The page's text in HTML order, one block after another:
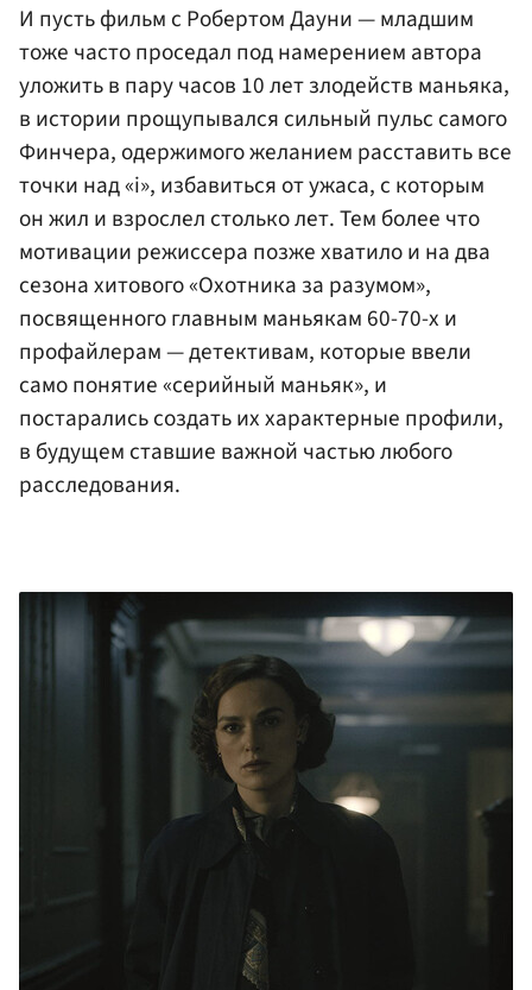
И пусть фильм с Робертом Дауни — младшим
тоже часто проседал под намерением автора
уложить в пару часов 10 лет злодейств маньяка,
в истории прощупывался сильный пульс самого
Финчера, одержимого желанием расставить все
точки над «i», избавиться от ужаса, с которым
он жил и взрослел столько лет. Тем более что
мотивации режиссера позже хватило и на два
сезона хитового «Охотника за разумом»,
посвященного главным маньякам 60-70-х и
профайлерам — детективам, которые ввели
само понятие «серийный маньяк», и
постарались создать их характерные профили,
в будущем ставшие важной частью любого
расследования.